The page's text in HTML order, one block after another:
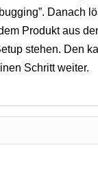
Danach
Produkt aus
stehen. Den
Schritt weiter.